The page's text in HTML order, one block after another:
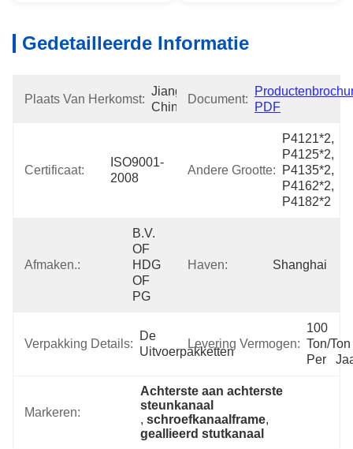
Gedetailleerde Informatie
Plaats Van Herkomst:
Jiangsu,
China
Document:
PDF
Certificaat:
ISO9001-
2008
Andere Grootte:
P4121*2,
P4125*2,
P4135*2,
P4162*2,
P4182*2
Afmaken.:
B.V.
OF
HDG
OF
PG
Haven: Shanghai
Verpakking Details:
De
Uitvoerpakketten
Levering Vermogen:
100
Ton/Ton
Per
Markeren:
Achterste aan achterste
steunkanaal
, schroefkanaalframe,
geallieerd stutkanaal